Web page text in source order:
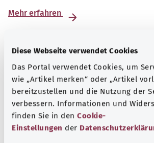
Diese Webseite verwendet Cookies
Das Portal verwendet Cookies, um
wie „Artikel merken“ oder „Artikel
bereitzustellen und die Nutzung der
verbessern. Informationen und
finden Sie in den Cookie-
Einstellungen der
Mehr erfahren